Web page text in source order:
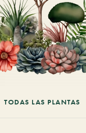
TODAS LAS PLANTAS